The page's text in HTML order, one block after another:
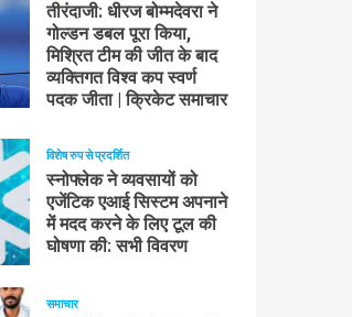
तीरंदाजी: धीरज बोम्मदेवरा ने
गोल्डन डबल पूरा किया,
मिश्रित टीम की जीत के बाद
व्यक्तिगत विश्व कप स्वर्ण
पदक जीता | क्रिकेट समाचार
विशेष रुप से प्रदर्शित
स्नोफ्लेक ने व्यवसायों को
एजेंटिक एआई सिस्टम अपनाने
में मदद करने के लिए टूल की
घोषणा की: सभी विवरण
समाचार